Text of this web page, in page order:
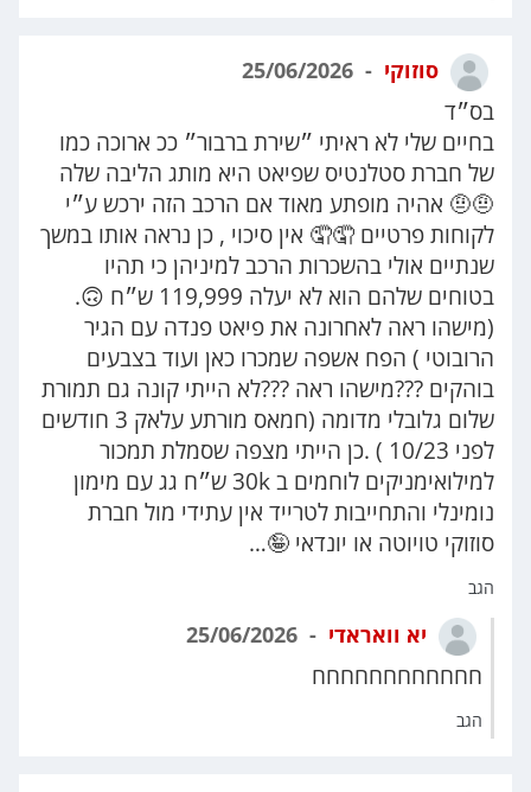
סוזוקי
בס״ד
בחיים שלי לא ראיתי ״שירת ברבור״ ככ ארוכה כמו
של חברת סטלנטיס שפיאט היא מותג הליבה שלה
🤨🤨 אהיה מופתע מאוד אם הרכב הזה ירכש ע״י
לקוחות פרטיים 🤦🤦 אין סיכוי , כן נראה אותו במשך
שנתיים אולי בהשכרות הרכב למיניהן כי תהיו
בטוחים שלהם הוא לא יעלה 119,999 ש״ח 🙃.
(מישהו ראה לאחרונה את פיאט פנדה עם הגיר
הרובוטי ) הפח אשפה שמכרו כאן ועוד בצבעים
בוהקים ???מישהו ראה ???לא הייתי קונה גם תמורת
שלום גלובלי מדומה (חמאס מורתע עלאק 3 חודשים
לפני 10/23 ) .כן הייתי מצפה שסמלת תמכור
למילואימניקים לוחמים ב 30k ש״ח גג עם מימון
נומינלי והתחייבות לטרייד אין עתידי מול חברת
סוזוקי טויוטה או יונדאי 🤪…
הגב
יא וואראדי
חחחחחחחחחחחח
הגב